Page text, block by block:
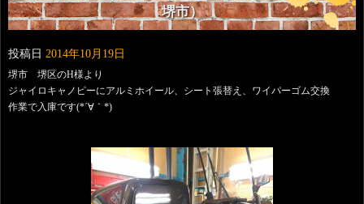
堺市）
投稿日 2014年10月19日
堺市 堺区のH様より
ジャイロキャノピーにアルミホイール、シート張替え、ワイパーゴム交換
作業で入庫です(*´∀｀*)